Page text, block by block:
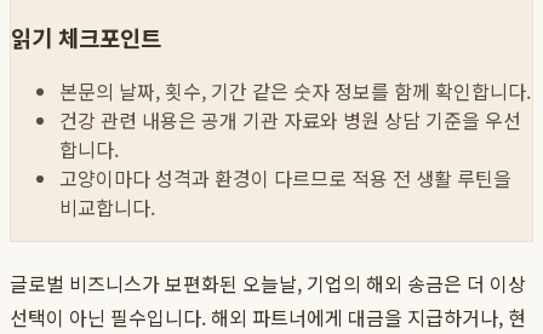
읽기 체크포인트
본문의 날짜, 횟수, 기간 같은 숫자 정보를 함께 확인합니다.
건강 관련 내용은 공개 기관 자료와 병원 상담 기준을 우선
합니다.
고양이마다 성격과 환경이 다르므로 적용 전 생활 루틴을
비교합니다.
글로벌 비즈니스가 보편화된 오늘날, 기업의 해외 송금은 더 이상
선택이 아닌 필수입니다. 해외 파트너에게 대금을 지급하거나, 현